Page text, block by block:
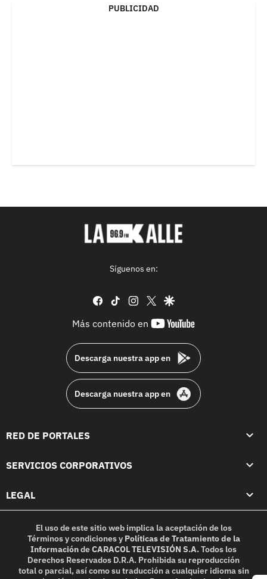
PUBLICIDAD
Síguenos en:
facebook
tiktok instagram
twittergoogle
Más contenido en
youtube-
Descarga nuestra app en
Descarga nuestra app en
RED DE PORTALES
SERVICIOS CORPORATIVOS
LEGAL
El uso de este sitio web implica la aceptación de los
Términos y condicionesy Políticas de Tratamiento de la
InformacióndeCARACOL TELEVISIÓN S.A.Todos los
Derechos Reservados D.R.A. Prohibida su reproducción
total o parcial, así como su traducción a cualquier idioma sin